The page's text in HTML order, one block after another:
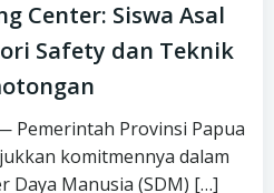
Center: Siswa Asal
Safety dan Teknik
Pemerintah Provinsi Papua
komitmennya dalam
Daya Manusia (SDM) […]